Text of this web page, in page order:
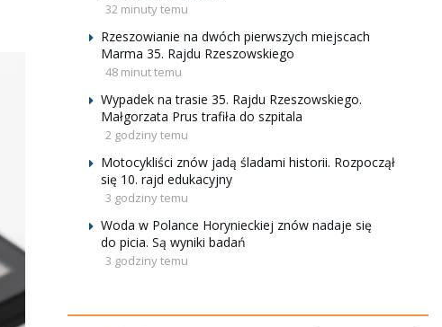
32 minuty temu
Rzeszowianie na dwóch pierwszych miejscach
Marma 35. Rajdu Rzeszowskiego
48 minut temu
Wypadek na trasie 35. Rajdu Rzeszowskiego.
Małgorzata Prus trafiła do szpitala
2 godziny temu
Motocykliści znów jadą śladami historii. Rozpoczął
się 10. rajd edukacyjny
3 godziny temu
Woda w Polance Horynieckiej znów nadaje się
do picia. Są wyniki badań
3 godziny temu